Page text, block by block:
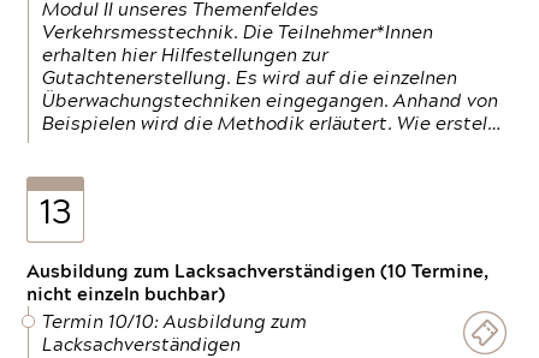
Modul II unseres Themenfeldes
Verkehrsmesstechnik. Die Teilnehmer*Innen
erhalten hier Hilfestellungen zur
Gutachtenerstellung. Es wird auf die einzelnen
Überwachungstechniken eingegangen. Anhand von
Beispielen wird die Methodik erläutert. Wie erstel…
13
Ausbildung zum Lacksachverständigen (10 Termine,
nicht einzeln buchbar)
Termin 10/10: Ausbildung zum
Lacksachverständigen